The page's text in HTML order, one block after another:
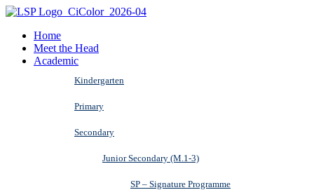
Home
Meet the Head
Academic
Kindergarten
Primary
Secondary
Junior Secondary (M.1-3)
SP – Signature Programme